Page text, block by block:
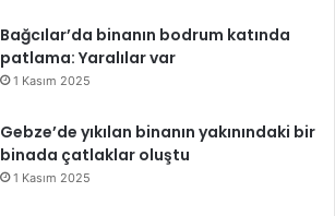
Bağcılar’da binanın bodrum katında
patlama: Yaralılar var
1 Kasım 2025
Gebze’de yıkılan binanın yakınındaki bir
binada çatlaklar oluştu
1 Kasım 2025